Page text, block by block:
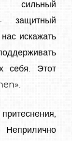
сильный
защитный
искажать
себя. Этот
Неприлично